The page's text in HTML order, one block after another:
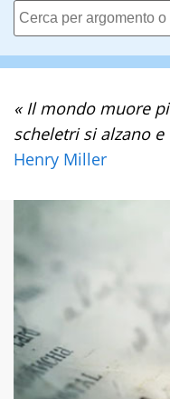
« Il mondo muore
scheletri si alzano
Henry Miller